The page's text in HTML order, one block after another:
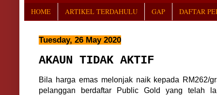
HOME ARTIKEL TERDAHULU GAP DAFTAR
Tuesday, 26 May 2020
AKAUN TIDAK AKTIF
Bila harga emas melonjak naik kepada RM262/
pelanggan berdaftar Public Gold yang telah